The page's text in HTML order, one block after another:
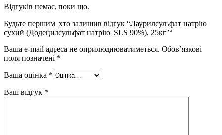
Відгуків немає, поки що.
Будьте першим, хто залишив відгук “Лаурилсульфат натрію
сухий (Додецилсульфат натрію, SLS 90%), 25кг”“
Ваша e-mail адреса не оприлюднюватиметься. Обов’язкові
поля позначені *
Ваша оцінка *
Ваш відгук *